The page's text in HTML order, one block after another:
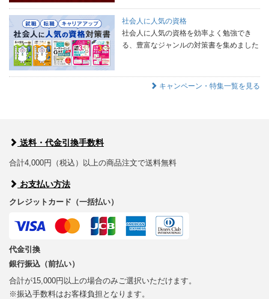
社会人に人気の資格
社会人に人気の資格を効率よく勉強でき
る、豊富なジャンルの対策書を集めました
キャンペーン・特集一覧を見る
送料・代金引換手数料
合計4,000円（税込）以上の商品注文で送料無料
お支払い方法
クレジットカード（一括払い）
代金引換
銀行振込（前払い）
合計が15,000円以上の場合のみご選択いただけます。
※振込手数料はお客様負担となります。